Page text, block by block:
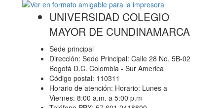
UNIVERSIDAD COLEGIO
MAYOR DE CUNDINAMARCA
Sede principal
Dirección: Sede Principal: Calle 28 No. 5B-02
Bogotá D.C. Colombia - Sur America
Código postal: 110311
Horario de atención: Horario: Lunes a
Viernes: 8:00 a.m. a 5:00 p.m